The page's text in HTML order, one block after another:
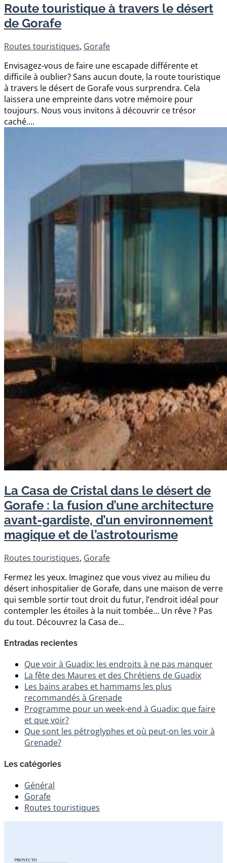
Route touristique à travers le désert
de Gorafe
Routes touristiques, Gorafe
Envisagez-vous de faire une escapade différente et
difficile à oublier? Sans aucun doute, la route touristique
à travers le désert de Gorafe vous surprendra. Cela
laissera une empreinte dans votre mémoire pour
toujours. Nous vous invitons à découvrir ce trésor
caché....
La Casa de Cristal dans le désert de
Gorafe : la fusion d’une architecture
avant-gardiste, d’un environnement
magique et de l’astrotourisme
Routes touristiques, Gorafe
Fermez les yeux. Imaginez que vous vivez au milieu du
désert inhospitalier de Gorafe, dans une maison de verre
qui semble sortir tout droit du futur, l’endroit idéal pour
contempler les étoiles à la nuit tombée… Un rêve ? Pas
du tout. Découvrez la Casa de...
Entradas recientes
Que voir à Guadix: les endroits à ne pas manquer
La fête des Maures et des Chrétiens de Guadix
Les bains arabes et hammams les plus
recommandés à Grenade
Programme pour un week-end à Guadix: que faire
et que voir?
Que sont les pétroglyphes et où peut-on les voir à
Grenade?
Les catégories
Général
Gorafe
Routes touristiques